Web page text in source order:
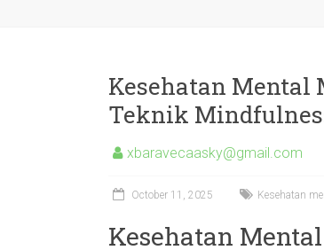
Kesehatan Mental
Teknik
xbaravecaasky@gmail.com
October 11, 2025 Kesehatan
Kesehatan